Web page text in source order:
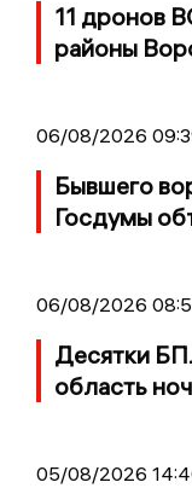
11 дронов
районы
06/08/2026
Бывшего
Госдумы
06/08/2026
Десятки
область
05/08/2026